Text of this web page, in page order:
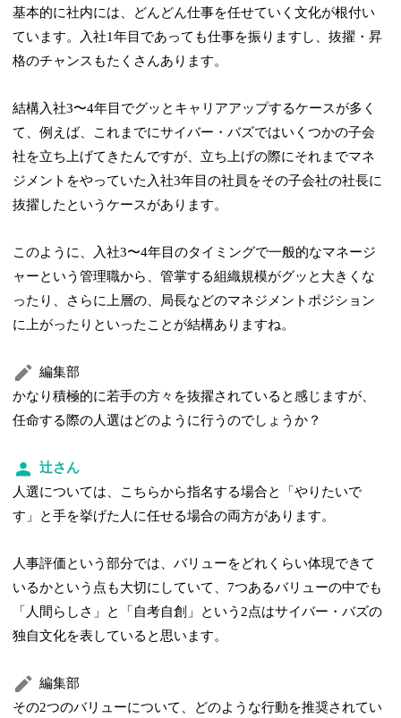
基本的に社内には、どんどん仕事を任せていく文化が根付い
ています。入社1年目であっても仕事を振りますし、抜擢・昇
格のチャンスもたくさんあります。
結構入社3〜4年目でグッとキャリアアップするケースが多く
て、例えば、これまでにサイバー・バズではいくつかの子会
社を立ち上げてきたんですが、立ち上げの際にそれまでマネ
ジメントをやっていた入社3年目の社員をその子会社の社長に
抜擢したというケースがあります。
このように、入社3〜4年目のタイミングで一般的なマネージ
ャーという管理職から、管掌する組織規模がグッと大きくな
ったり、さらに上層の、局長などのマネジメントポジション
に上がったりといったことが結構ありますね。
編集部
かなり積極的に若手の方々を抜擢されていると感じますが、
任命する際の人選はどのように行うのでしょうか？
辻さん
人選については、こちらから指名する場合と「やりたいで
す」と手を挙げた人に任せる場合の両方があります。
人事評価という部分では、バリューをどれくらい体現できて
いるかという点も大切にしていて、7つあるバリューの中でも
「人間らしさ」と「自考自創」という2点はサイバー・バズの
独自文化を表していると思います。
編集部
その2つのバリューについて、どのような行動を推奨されてい